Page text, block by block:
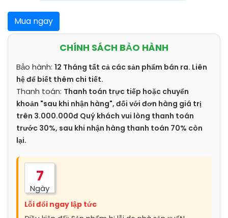
Mua ngay
CHÍNH SÁCH BẢO HÀNH
Bảo hành: 12 Tháng tất cả các sản phẩm bán ra. Liên
hệ để biết thêm chi tiết.
Thanh toán: Thanh toán trực tiếp hoặc chuyển
khoản "sau khi nhận hàng", đối với đơn hàng giá trị
trên 3.000.000đ Quý khách vui lòng thanh toán
trước 30%, sau khi nhận hàng thanh toán 70% còn
lại.
7
Ngày
Lỗi đổi ngay lập tức